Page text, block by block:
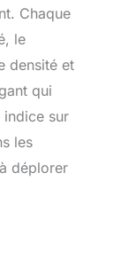
qui
et
Chaque
le
densité et
qui
indice sur
les
déplorer